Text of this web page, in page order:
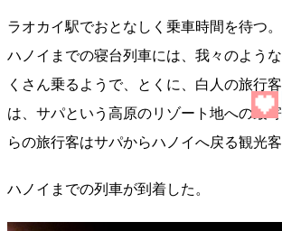
ラオカイ駅でおとなしく乗車時間を待つ。
ハノイまでの寝台列車には、我々のよう
くさん乗るようで、とくに、白人の旅行
は、サパという高原のリゾート地への最
らの旅行客はサパからハノイへ戻る観光客
ハノイまでの列車が到着した。